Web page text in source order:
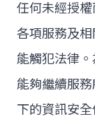
任何未經授
各項服務及
能觸犯法律
能夠繼續服
下的資訊安全